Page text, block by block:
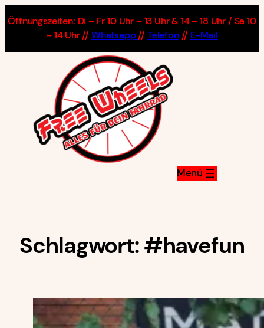
Inhalt
Öffnungszeiten: Di – Fr 10 Uhr – 13 Uhr & 14 – 18 Uhr / Sa 10
– 14 Uhr // Whatsapp// Telefon// E-Mail
Schlagwort:#havefun